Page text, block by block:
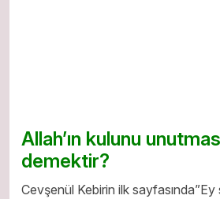
Allah’ın kulunu
demektir?
Cevşenül Kebirin ilk